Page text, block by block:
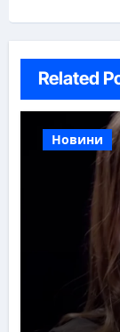
Related
Новини